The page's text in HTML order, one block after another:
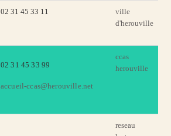
02 31 45 33 11
ville
d'herouville
02 31 45 33 99
accueil-ccas@herouville.net
ccas
herouville
reseau